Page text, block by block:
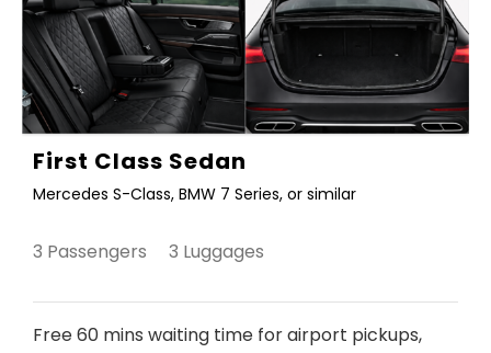
First Class Sedan
Mercedes S-Class, BMW 7 Series, or similar
3 Passengers 3 Luggages
Free 60 mins waiting time for airport pickups,